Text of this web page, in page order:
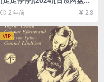
+夸克网盘1080P超清未删减
资源][网盘在线播放/下载][MP
2 年前 2.8
VIP